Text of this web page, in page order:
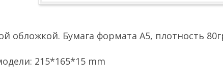
обложкой. Бумага формата А5, плотность
215*165*15 mm